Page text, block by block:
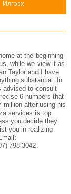
Илгээх
at the beginning
while we view it as
Taylor and I have
substantial. In
advised to consult
6 numbers that
million after using his
services is top
you decide they
you in realizing
798-3042.